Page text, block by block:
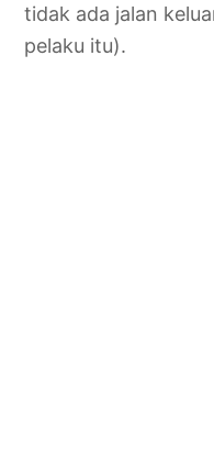
tidak ada jalan
pelaku itu).